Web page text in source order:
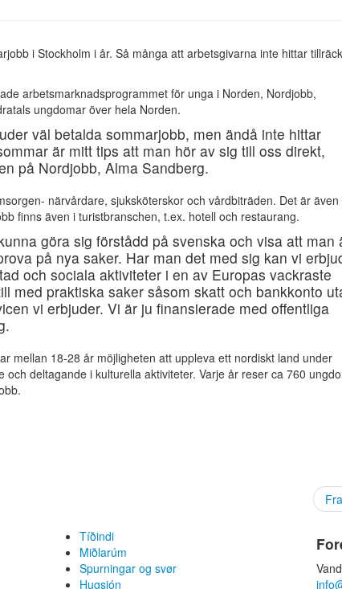
i Stockholm i år. Så många att arbetsgivarna inte hittar
arbetsmarknadsprogrammet för unga i Norden, Nordjobb,
ungdomar över hela Norden.
väl betalda sommarjobb, men ändå inte hittar
är mitt tips att man hör av sig till oss direkt,
på Nordjobb, Alma Sandberg.
närvårdare, sjuksköterskor och vårdbiträden. Det är även
finns även i turistbranschen, t.ex. hotell och restaurang.
göra sig förstådd på svenska och visa att man
på nya saker. Har man det med sig kan vi
och sociala aktiviteter i en av Europas vackraste
med praktiska saker såsom skatt och bankkonto
vi erbjuder. Vi är ju finansierade med offentliga
mellan 18-28 år möjligheten att uppleva ett nordiskt land under
deltagande i kulturella aktiviteter. Varje år reser ca 760
Tíðindi
Miðlarúm
Spurningar og svør
Hugsjón